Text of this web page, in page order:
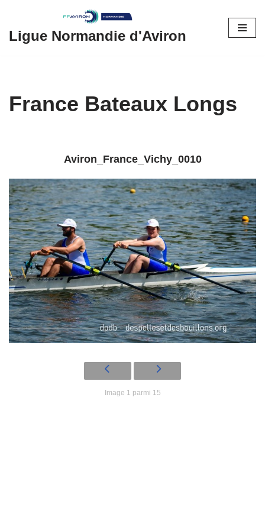
Aller
Ligue Normandie d'Aviron
France Bateaux Longs
Aviron_France_Vichy_0010
Image 1 parmi 15